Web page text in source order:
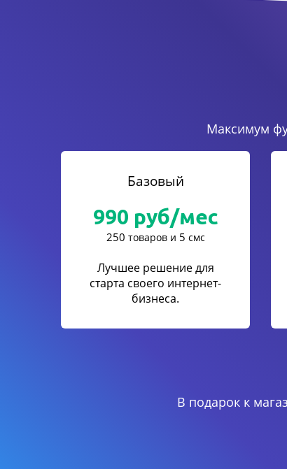
Максимум
Базовый
990 руб/мес
250 товаров и 5 смс
Лучшее решение для
старта своего интернет-
бизнеса.
В подарок к